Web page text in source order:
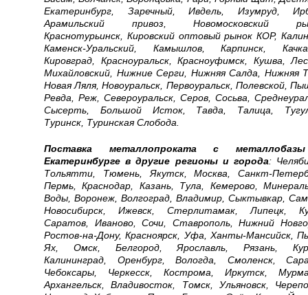
Екатеринбург, Заречный, Ивдель, Изумруд,
Арамильский привоз, Новомосковский
Краснотурьинск, Кировский оптовый рынок КОР,
Каменск-Уральский, Камышлов, Карпинск,
Кировград, Красноуральск, Красноуфимск, Кушва,
Михайловский, Нижние Серги, Нижняя Салда, Нижняя
Новая Ляля, Новоуральск, Первоуральск, Полевской,
Ревда, Реж, Североуральск, Серов, Сосьва,
Сысерть, Большой Исток, Тавда, Талица,
Туринск, Туринская Слобода.
Поставка металлопроката с
Екатеринбурге в другие регионы и города:
Тольятти, Тюмень, Якутск, Москва, Санкт-
Пермь, Краснодар, Казань, Тула, Кемерово,
Воды, Воронеж, Волгоград, Владимир, Сыктывкар,
Новосибирск, Ижевск, Стерлитамак, Липецк,
Саратов, Иваново, Сочи, Ставрополь, Нижний
Ростов-на-Дону, Красноярск, Уфа, Ханты-Мансийск,
Ях, Омск, Белгород, Ярославль, Рязань,
Калининград, Оренбург, Вологда, Смоленск,
Чебоксары, Черкесск, Кострома, Иркутск,
Архангельск, Владивосток, Томск, Ульяновск,